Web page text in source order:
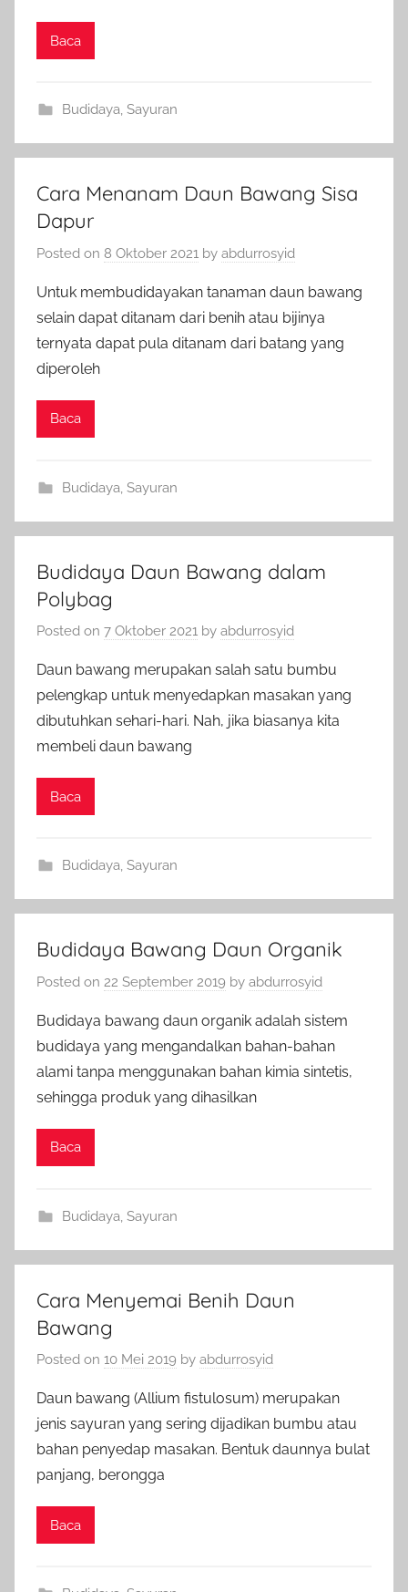
Baca
Budidaya, Sayuran
Cara Menanam Daun Bawang Sisa
Dapur
Posted on 8 Oktober 2021 by abdurrosyid
Untuk membudidayakan tanaman daun bawang
selain dapat ditanam dari benih atau bijinya
ternyata dapat pula ditanam dari batang yang
diperoleh
Baca
Budidaya Sayuran
Budidaya Daun Bawang dalam
Polybag
Posted on 7 Oktober 2021 by abdurrosyid
Daun bawang merupakan salah satu bumbu
pelengkap untuk menyedapkan masakan yang
dibutuhkan sehari-hari. Nah, jika biasanya kita
membeli daun bawang
Baca
Budidaya, Sayuran
Budidaya Bawang Daun Organik
Posted on 22 September 2019 by abdurrosyid
Budidaya bawang daun organik adalah sistem
budidaya yang mengandalkan bahan-bahan
alami tanpa menggunakan bahan kimia sintetis,
sehingga produk yang dihasilkan
Baca
Budidaya Sayuran
Cara Menyemai Benih Daun
Bawang
Posted on 10 Mei 2019 by abdurrosyid
Daun bawang (Allium fistulosum) merupakan
jenis sayuran yang sering dijadikan bumbu atau
bahan penyedap masakan. Bentuk daunnya bulat
panjang, berongga
Baca